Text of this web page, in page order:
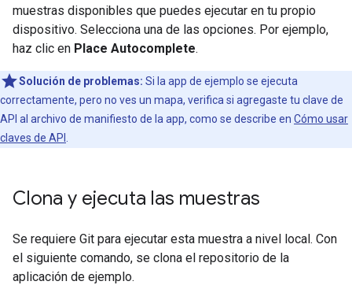
muestras disponibles que puedes ejecutar en tu propio
dispositivo. Selecciona una de las opciones. Por ejemplo,
haz clic en Place Autocomplete.
Solución de problemas: Si la app de ejemplo se ejecuta
correctamente, pero no ves un mapa, verifica si agregaste tu clave de
API al archivo de manifiesto de la app, como se describe en Cómo usar
claves de API
Clona y ejecuta las muestras
Se requiere Git para ejecutar esta muestra a nivel local. Con
el siguiente comando, se clona el repositorio de la
aplicación de ejemplo.